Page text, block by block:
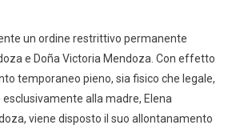
un ordine restrittivo permanente
e Doña Victoria Mendoza. Con effetto
temporaneo pieno, sia fisico che legale,
alla madre, Elena
viene disposto il suo allontanamento